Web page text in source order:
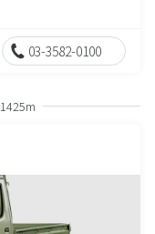
03-3582-0100
1425m